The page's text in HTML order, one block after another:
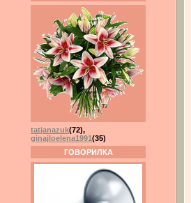
tatjanazuk(72),
ginajloelena1991 (35)
ГОВОРИЛКА